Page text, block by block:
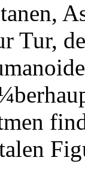
Tur,